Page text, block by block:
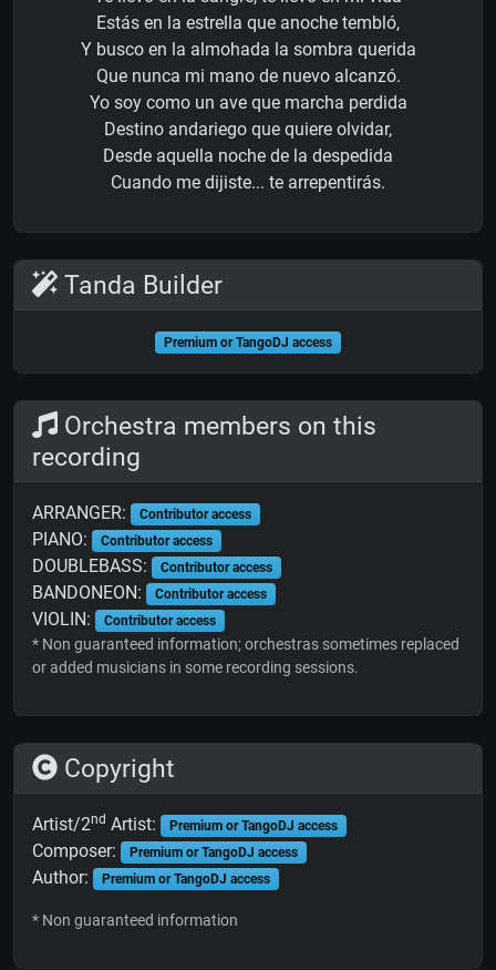
Estás en la estrella que anoche tembló,
Y busco en la almohada la sombra querida
Que nunca mi mano de nuevo alcanzó.
Yo soy como un ave que marcha perdida
Destino andariego que quiere olvidar,
Desde aquella noche de la despedida
Cuando me dijiste... te arrepentirás.
Tanda Builder
Premium or TangoDJ access
Orchestra members on this
recording
ARRANGER: Contributor access
PIANO: Contributor access
DOUBLEBASS: Contributor access
BANDONEON: Contributor access
VIOLIN: Contributor access
* Non guaranteed information; orchestras sometimes replaced
or added musicians in some recording sessions.
Copyright
Artist/2nd Artist: Premium or TangoDJ access
Composer: Premium or TangoDJ access
Author: Premium or TangoDJ access
* Non guaranteed information